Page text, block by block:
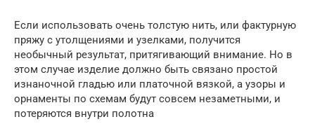
Если использовать очень толстую нить, или фактурную
пряжу с утолщениями и узелками, получится
необычный результат, притягивающий внимание. Но в
этом случае изделие должно быть связано простой
изнаночной гладью или платочной вязкой, а узоры и
орнаменты по схемам будут совсем незаметными, и
потеряются внутри полотна